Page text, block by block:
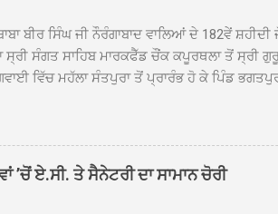
ਬੀਰ ਸਿੰਘ ਜੀ ਨੌਰੰਗਾਬਾਦ ਵਾਲਿਆਂ ਦੇ 182ਵੇਂ
ਸੰਗਤ ਸਾਹਿਬ ਮਾਰਕਫੈੱਡ ਚੌਂਕ ਕਪੂਰਥਲਾ ਤੋਂ ਸ੍ਰੀ
ਵਿੱਚ ਮਹੱਲਾ ਸੰਤਪੁਰਾ ਤੋਂ ਪ੍ਰਾਰੰਭ ਹੋ ਕੇ ਪਿੰਡ
ਵਿਖੇ ਪਹੁੰਚਿਆ। ਨਗਰ ਕੀਰਤਨ ਦੇ ਗੁਰਦੁਆਰਾ ਸ੍ਰੀ
ਸਿੰਘ ਤੇ ਇਲਾਕੇ ਦੀਆਂ ਸੰਗਤਾਂ ਵੱਲੋਂ ਜੈਕਾਰਿਆਂ ਦੀ ਗੂੰਜ
ਵਿਖੇ ਨਗਰ ਕੀਰਤਨ ਦੇ ਸਮਾਪਤੀ ਦੀ ਅਰਦਾਸ ਹੋਈ।
ਦਮਦਮਾ ਸਾਹਿਬ ਠੱਟਾ ਦੇ ਮੁੱਖ ਸੇਵਾਦਾਰ ਸੰਤ ਬਾਬਾ
’ਚੋਂ ਏ.ਸੀ. ਤੇ ਸੈਨੇਟਰੀ ਦਾ ਸਾਮਾਨ ਚੋਰੀ